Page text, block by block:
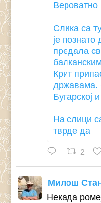
Вероватно
Слика са
је познато
предала
Крит
државама.
Бугарској и
На слици
тврде да
2
Милош
Некада